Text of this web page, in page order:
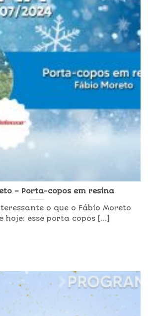
– Porta-copos em resina
o que o Fábio Moreto
hoje: esse porta copos [...]